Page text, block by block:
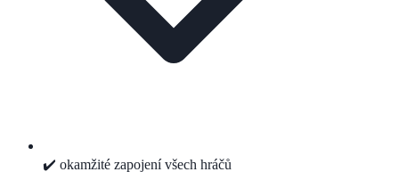
✔️ okamžité zapojení všech hráčů